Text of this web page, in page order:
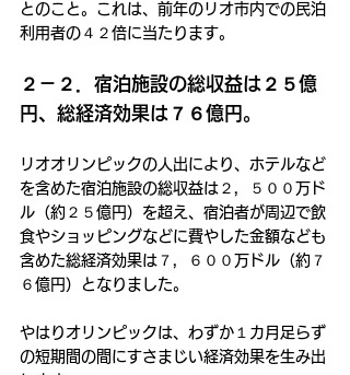
とのこと。これは、前年のリオ市内での民泊
利用者の４２倍に当たります。
２－２．宿泊施設の総収益は２５億
円、総経済効果は７６億円。
リオオリンピックの人出により、ホテルなど
を含めた宿泊施設の総収益は２，５００万ド
ル（約２５億円）を超え、宿泊者が周辺で飲
食やショッピングなどに費やした金額なども
含めた総経済効果は７，６００万ドル（約７
６億円）となりました。
やはりオリンピックは、わずか１カ月足らず
の短期間の間にすさまじい経済効果を生み出